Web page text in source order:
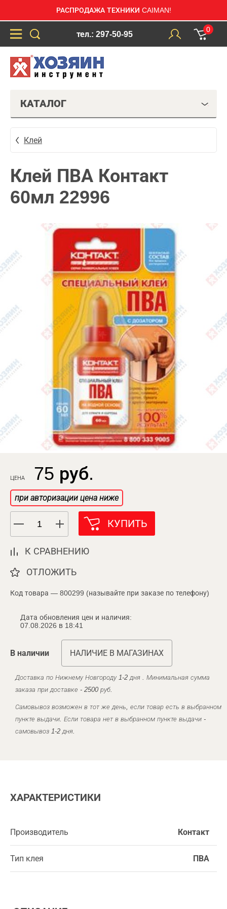
РАСПРОДАЖА ТЕХНИКИ CAIMAN!
тел.: 297-50-95
0
КАТАЛОГ
Клей
Клей ПВА Контакт
60мл 22996
ЦЕНА 75 руб.
при авторизации цена ниже
КУПИТЬ
К СРАВНЕНИЮ
ОТЛОЖИТЬ
Код товара — 800299 (называйте при заказе по телефону)
Дата обновления цен и наличия:
07.08.2026 в 18:41
В наличии НАЛИЧИЕ В МАГАЗИНАХ
Доставка по Нижнему Новгороду 1-2 дня . Минимальная сумма
заказа при доставке - 2500 руб.
Самовывоз возможен в тот же день, если товар есть в выбранном
пункте выдачи. Если товара нет в выбранном пункте выдачи -
самовывоз 1-2 дня.
ХАРАКТЕРИСТИКИ
Производитель Контакт
Тип клея ПВА